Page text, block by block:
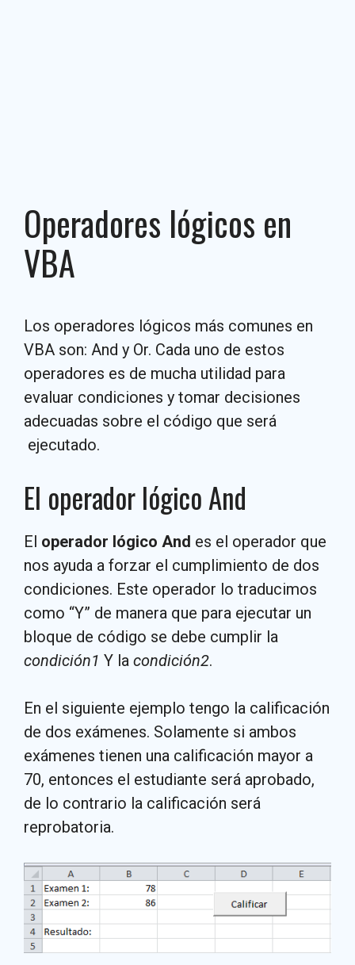
Operadores lógicos en
VBA
Los operadores lógicos más comunes en
VBA son: And y Or. Cada uno de estos
operadores es de mucha utilidad para
evaluar condiciones y tomar decisiones
adecuadas sobre el código que será
ejecutado.
El operador lógico And
El operador lógico And es el operador que
nos ayuda a forzar el cumplimiento de dos
condiciones. Este operador lo traducimos
como “Y” de manera que para ejecutar un
bloque de código se debe cumplir la
condición1 Y la condición2.
En el siguiente ejemplo tengo la calificación
de dos exámenes. Solamente si ambos
exámenes tienen una calificación mayor a
70, entonces el estudiante será aprobado,
de lo contrario la calificación será
reprobatoria.